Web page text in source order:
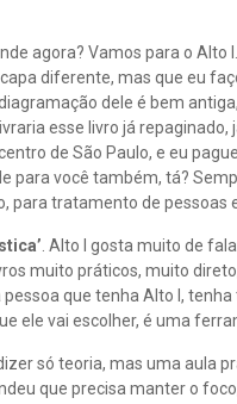
agora? Vamos para o
diferente, mas que eu
dele é bem
esse livro já
de São Paulo, e eu
para você também, tá?
tratamento de pessoas
. Alto I gosta muito de
muito práticos, muito
que tenha Alto I,
ele vai escolher, é uma
só teoria, mas uma aula
que precisa manter o